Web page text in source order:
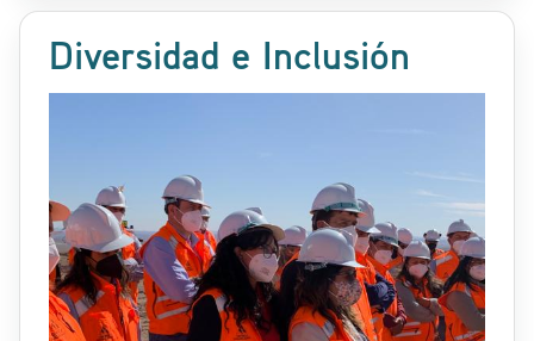
Diversidad e Inclusión